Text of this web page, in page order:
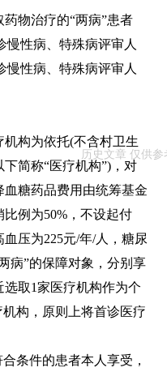
物治疗的“两病”患者
慢性病、特殊病评审人
慢性病、特殊病评审人
机构为依托(不含村卫生
简称“医疗机构”)，对
糖药品费用由统筹基金
例为50%，不设起付
压为225元/年/人，糖尿
病”的保障对象，分别享
取1家医疗机构作为个
构，原则上将首诊医疗
条件的患者本人享受，